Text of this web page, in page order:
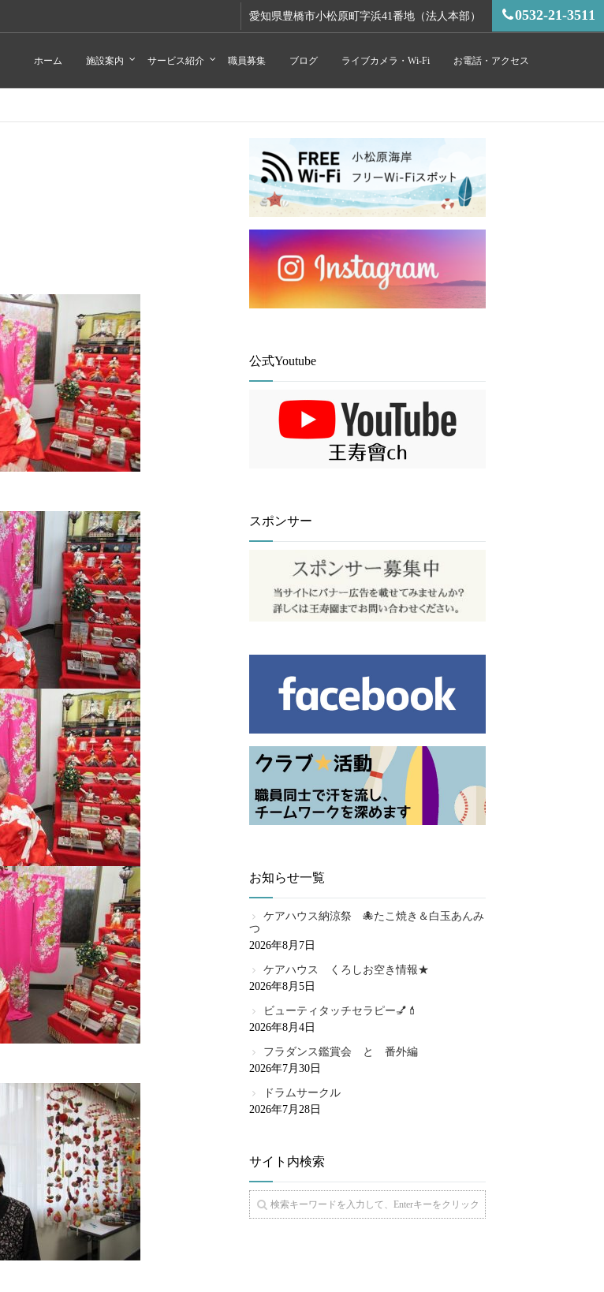
愛知県豊橋市小松原町字浜41番地（法人本部） 0532-21-3511
ホーム 施設案内 サービス紹介 職員募集 ブログ ライブカメラ・Wi-Fi お電話・アクセス
公式Youtube
スポンサー
お知らせ一覧
ケアハウス納涼祭 🐙たこ焼き＆白玉あんみ
つ
2026年8月7日
ケアハウス くろしお空き情報★
2026年8月5日
ビューティタッチセラピー💅💄
2026年8月4日
フラダンス鑑賞会 と 番外編
2026年7月30日
ドラムサークル
2026年7月28日
サイト内検索